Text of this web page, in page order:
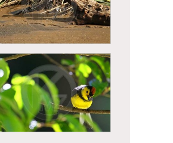
Ara rouge (Ara macao)
Bihoreau violacé
(Nyctanassa violacea)